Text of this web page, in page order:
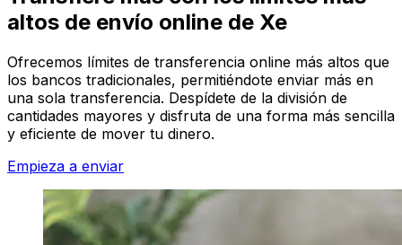
altos de envío online de Xe
Ofrecemos límites de transferencia online más altos que
los bancos tradicionales, permitiéndote enviar más en
una sola transferencia. Despídete de la división de
cantidades mayores y disfruta de una forma más sencilla
y eficiente de mover tu dinero.
Empieza a enviar